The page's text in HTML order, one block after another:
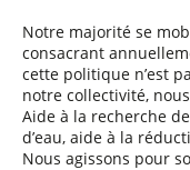
Notre majorité se
consacrant
cette politique n’est
notre collectivité,
Aide à la recherche
d’eau, aide à la
Nous agissons pour